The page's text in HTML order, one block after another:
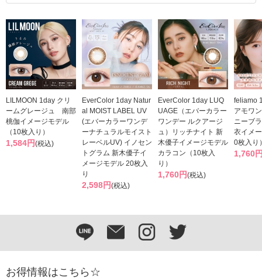
LILMOON 1day クリ
ームグレージュ 南部
桃伽イメージモデル
（10枚入り）
1,584円(税込)
EverColor 1day Natur
al MOIST LABEL UV
(エバーカラーワンデ
ーナチュラルモイスト
レーベルUV) イノセン
トグラム 新木優子イ
メージモデル 20枚入
り
2,598円(税込)
EverColor 1day LUQ
UAGE（エバーカラー
ワンデー ルクアージ
ュ）リッチナイト 新
木優子イメージモデル
カラコン（10枚入
り）
1,760円(税込)
feliamo
アモワ
ニーブ
衣イメ
0枚入り
1,760
お得情報はこちら☆